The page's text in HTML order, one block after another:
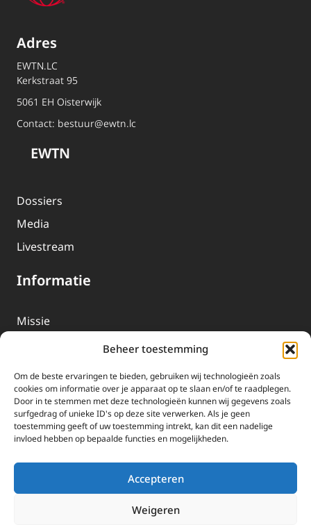
Beheer toestemming
Om de beste ervaringen te bieden, gebruiken wij technologieën zoals
cookies om informatie over je apparaat op te slaan en/of te raadplegen.
Door in te stemmen met deze technologieën kunnen wij gegevens zoals
surfgedrag of unieke ID's op deze site verwerken. Als je geen
toestemming geeft of uw toestemming intrekt, kan dit een nadelige
invloed hebben op bepaalde functies en mogelijkheden.
Accepteren
Weigeren
Adres
EWTN.LC
Kerkstraat 95
5061 EH Oisterwijk
Contact: bestuur@ewtn.lc
EWTN
Dossiers
Media
Livestream
Informatie
Missie
EWTN-Team
Organisatiegegevens
Doneren
EWTN wordt uitsluitend gefinancierd door uw donaties.
Wij ontvangen bewust geen advertentie-inkomsten of